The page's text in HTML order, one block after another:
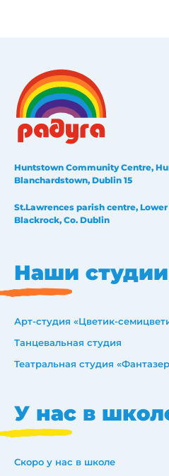
Huntstown Community Centre,
Blanchardstown, Dublin 15
St.Lawrences parish centre,
Blackrock, Co. Dublin
Наши студии
Арт-студия «Цветик-
Танцевальная студия
Театральная студия
У нас в
Скоро у нас в школе